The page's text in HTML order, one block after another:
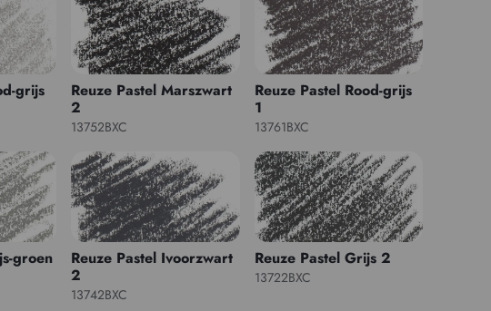
grijs
Reuze Pastel Marszwart
2
13752BXC
Reuze Pastel Rood-grijs
1
13761BXC
groen
Reuze Pastel Ivoorzwart
2
13742BXC
Reuze Pastel Grijs 2
13722BXC